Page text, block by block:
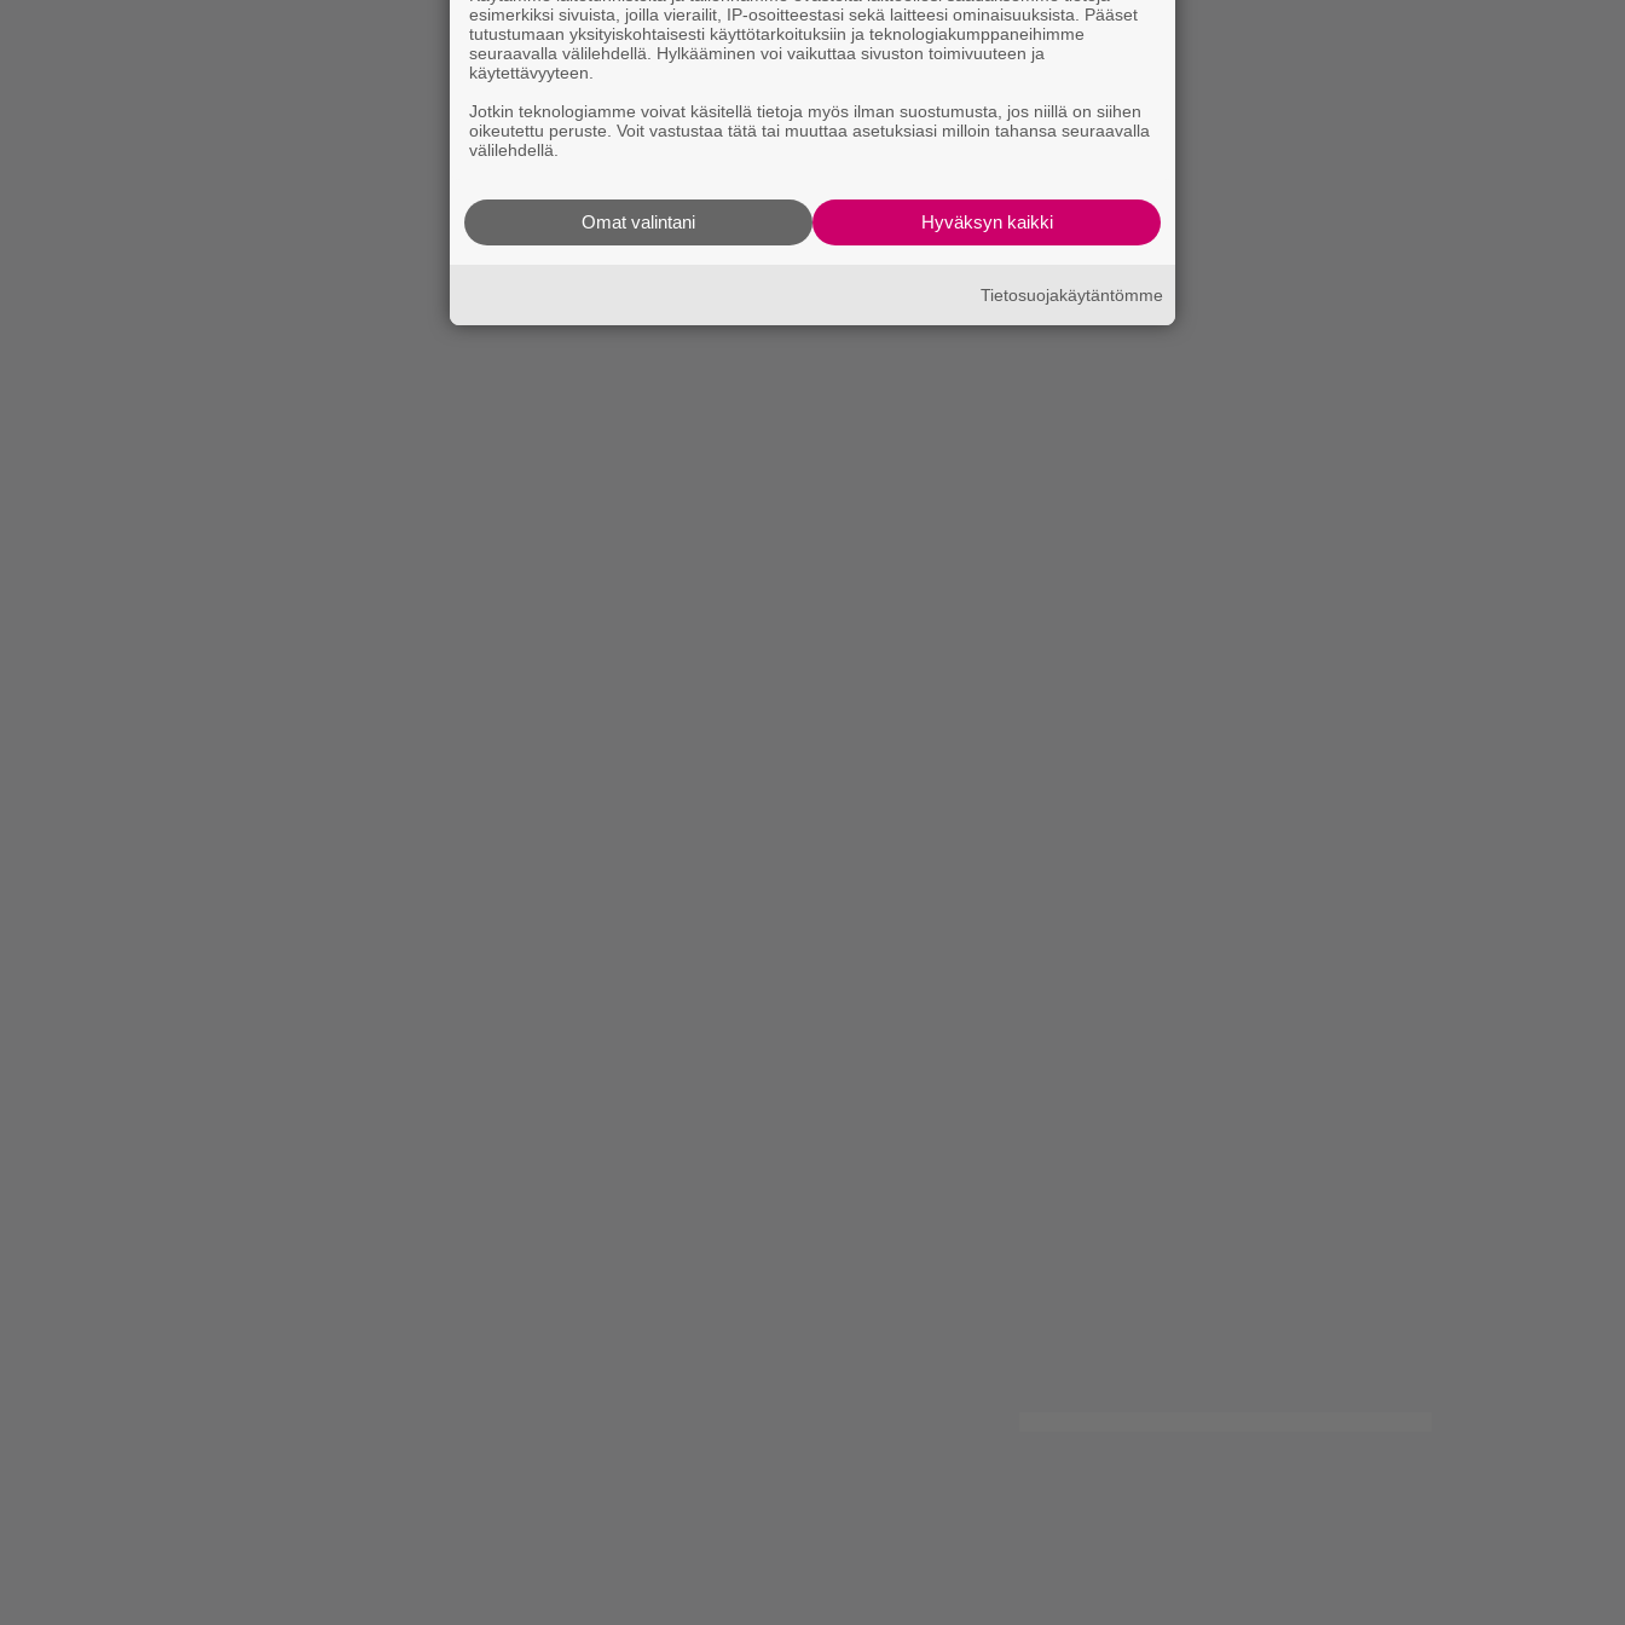
esimerkiksi sivuista, joilla vierailit, IP-osoitteestasi sekä laitteesi ominaisuuksista. Pääset
tutustumaan yksityiskohtaisesti käyttötarkoituksiin ja teknologiakumppaneihimme
seuraavalla välilehdellä. Hylkääminen voi vaikuttaa sivuston toimivuuteen ja
käytettävyyteen.
Jotkin teknologiamme voivat käsitellä tietoja myös ilman suostumusta, jos niillä on siihen
oikeutettu peruste. Voit vastustaa tätä tai muuttaa asetuksiasi milloin tahansa seuraavalla
välilehdellä.
Hyväksyn kaikki
Omat valintani
Tietosuojakäytäntömme